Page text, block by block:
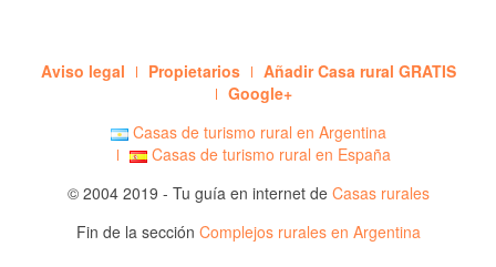
Aviso legal Propietarios
Añadir Casa rural GRATIS
Google+
Casas de turismo rural en Argentina
Casas de turismo rural en España
© 2004 2019 - Tu guía en internet de Casas rurales
Fin de la sección Complejos rurales en Argentina